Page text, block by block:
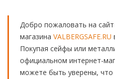
Добро пожаловать на
магазина VALBERGSAFE.RU
Покупая сейфы или
официальном интернет-
можете быть уверены, что